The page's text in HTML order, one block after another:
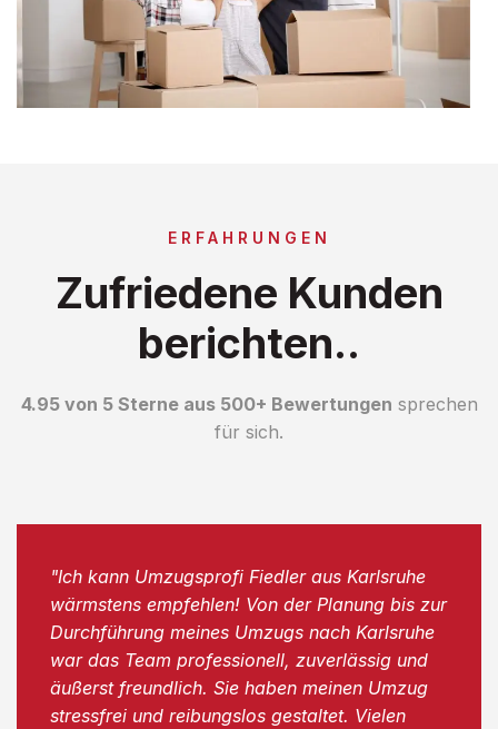
ERFAHRUNGEN
Zufriedene Kunden
berichten..
4.95 von 5 Sterne aus 500+ Bewertungen sprechen
für sich.
"Ich kann Umzugsprofi Fiedler aus Karlsruhe
wärmstens empfehlen! Von der Planung bis zur
Durchführung meines Umzugs nach Karlsruhe
war das Team professionell, zuverlässig und
äußerst freundlich. Sie haben meinen Umzug
stressfrei und reibungslos gestaltet. Vielen